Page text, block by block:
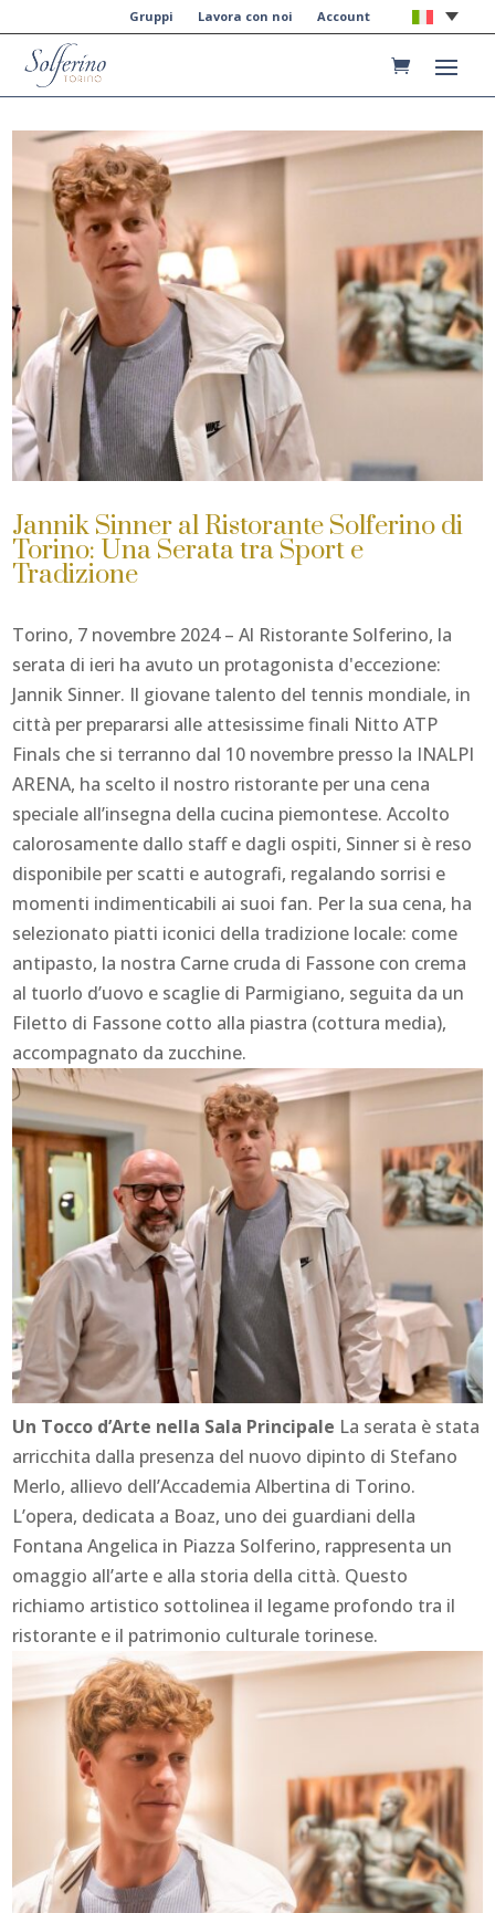
Gruppi Lavora con noi Account
Jannik Sinner al Ristorante Solferino di
Torino: Una Serata tra Sport e
Tradizione
Torino, 7 novembre 2024 – Al Ristorante Solferino, la
serata di ieri ha avuto un protagonista d'eccezione:
Jannik Sinner. Il giovane talento del tennis mondiale, in
città per prepararsi alle attesissime finali Nitto ATP
Finals che si terranno dal 10 novembre presso la INALPI
ARENA, ha scelto il nostro ristorante per una cena
speciale all’insegna della cucina piemontese. Accolto
calorosamente dallo staff e dagli ospiti, Sinner si è reso
disponibile per scatti e autografi, regalando sorrisi e
momenti indimenticabili ai suoi fan. Per la sua cena, ha
selezionato piatti iconici della tradizione locale: come
antipasto, la nostra Carne cruda di Fassone con crema
al tuorlo d’uovo e scaglie di Parmigiano, seguita da un
Filetto di Fassone cotto alla piastra (cottura media),
accompagnato da zucchine.
Un Tocco d’Arte nella Sala Principale La serata è stata
arricchita dalla presenza del nuovo dipinto di Stefano
Merlo, allievo dell’Accademia Albertina di Torino.
L’opera, dedicata a Boaz, uno dei guardiani della
Fontana Angelica in Piazza Solferino, rappresenta un
omaggio all’arte e alla storia della città. Questo
richiamo artistico sottolinea il legame profondo tra il
ristorante e il patrimonio culturale torinese.